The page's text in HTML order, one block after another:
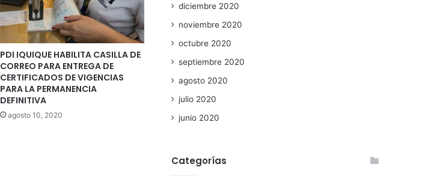
PDI IQUIQUE HABILITA CASILLA DE
CORREO PARA ENTREGA DE
CERTIFICADOS DE VIGENCIAS
PARA LA PERMANENCIA
DEFINITIVA
agosto 10, 2020
diciembre 2020
noviembre 2020
octubre 2020
septiembre 2020
agosto 2020
julio 2020
junio 2020
Categorías